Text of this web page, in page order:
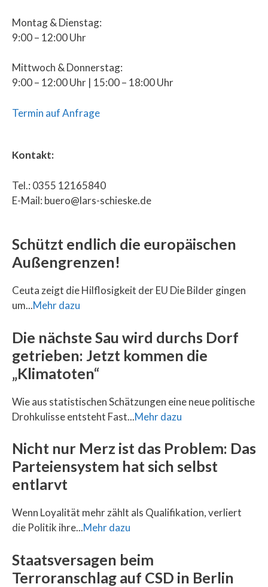
Montag & Dienstag:
9:00 – 12:00 Uhr
Mittwoch & Donnerstag:
9:00 – 12:00 Uhr | 15:00 – 18:00 Uhr
Termin auf Anfrage
Kontakt:
Tel.: 0355 12165840
E-Mail: buero@lars-schieske.de
Schützt endlich die europäischen
Außengrenzen!
Ceuta zeigt die Hilflosigkeit der EU Die Bilder gingen
um...Mehr dazu
Die nächste Sau wird durchs Dorf
getrieben: Jetzt kommen die
„Klimatoten“
Wie aus statistischen Schätzungen eine neue politische
Drohkulisse entsteht Fast...Mehr dazu
Nicht nur Merz ist das Problem: Das
Parteiensystem hat sich selbst
entlarvt
Wenn Loyalität mehr zählt als Qualifikation, verliert
die Politik ihre...Mehr dazu
Staatsversagen beim
Terroranschlag auf CSD in Berlin